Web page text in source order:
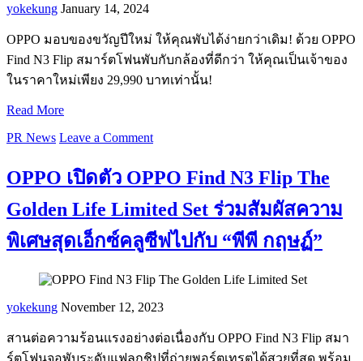
yokekung January 14, 2024
OPPO มอบของขวัญปีใหม่ ให้คุณพับได้ง่ายกว่าเดิม! ด้วย OPPO
Find N3 Flip สมาร์ตโฟนพับกับกล้องที่ดีกว่า ให้คุณเป็นเจ้าของ
ในราคาใหม่เพียง 29,990 บาทเท่านั้น!
Read More
PR News Leave a Comment
OPPO เปิดตัว OPPO Find N3 Flip The
Golden Life Limited Set ร่วมสัมผัสความ
พิเศษสุดเอ็กซ์คลูซีฟไปกับ “พีพี กฤษฏ์”
yokekung November 12, 2023
สานต่อความร้อนแรงอย่างต่อเนื่องกับ OPPO Find N3 Flip สมา
ร์ตโฟนจอพับระดับแฟลกชิปที่ถ่ายพอร์ตเทรตได้สวยที่สุด พร้อม